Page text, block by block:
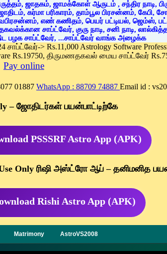
சாப்ட்வேர்-> Rs.11,000 Astrology Software
Rs.19750, திருமணதகவல் மைய சாப்ட்வேர்
Pay online
01887 WhatsApp : 88709 74887 Email id :
– ஜோதிடர்கள் பயன்பாட்டிற்கே
PSSSRF Astro App (APK)
Only ரிஷி அஸ்ட்ரோ ஆப் – தனிமனித
Rishi Astro App (APK)
Matrimony AstroVS2008